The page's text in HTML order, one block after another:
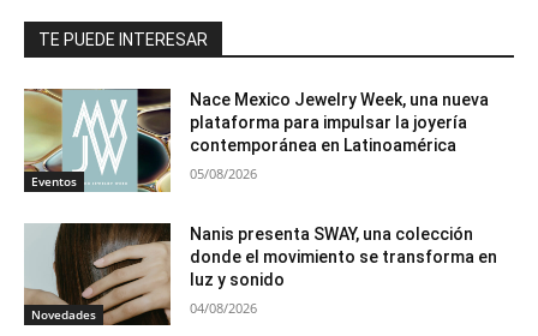
TE PUEDE INTERESAR
Eventos
Nace Mexico Jewelry Week, una nueva
plataforma para impulsar la joyería
contemporánea en Latinoamérica
05/08/2026
Novedades
Nanis presenta SWAY, una colección
donde el movimiento se transforma en
luz y sonido
04/08/2026